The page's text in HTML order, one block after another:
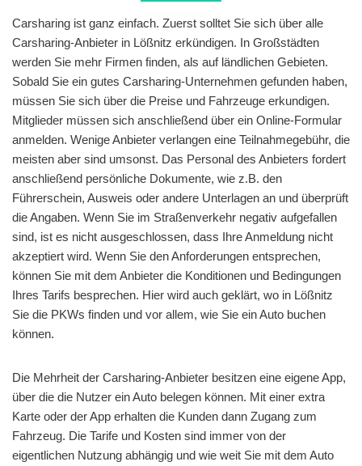
Carsharing ist ganz einfach. Zuerst solltet Sie sich über alle
Carsharing-Anbieter in Lößnitz erkündigen. In Großstädten
werden Sie mehr Firmen finden, als auf ländlichen Gebieten.
Sobald Sie ein gutes Carsharing-Unternehmen gefunden haben,
müssen Sie sich über die Preise und Fahrzeuge erkundigen.
Mitglieder müssen sich anschließend über ein Online-Formular
anmelden. Wenige Anbieter verlangen eine Teilnahmegebühr, die
meisten aber sind umsonst. Das Personal des Anbieters fordert
anschließend persönliche Dokumente, wie z.B. den
Führerschein, Ausweis oder andere Unterlagen an und überprüft
die Angaben. Wenn Sie im Straßenverkehr negativ aufgefallen
sind, ist es nicht ausgeschlossen, dass Ihre Anmeldung nicht
akzeptiert wird. Wenn Sie den Anforderungen entsprechen,
können Sie mit dem Anbieter die Konditionen und Bedingungen
Ihres Tarifs besprechen. Hier wird auch geklärt, wo in Lößnitz
Sie die PKWs finden und vor allem, wie Sie ein Auto buchen
können.
Die Mehrheit der Carsharing-Anbieter besitzen eine eigene App,
über die die Nutzer ein Auto belegen können. Mit einer extra
Karte oder der App erhalten die Kunden dann Zugang zum
Fahrzeug. Die Tarife und Kosten sind immer von der
eigentlichen Nutzung abhängig und wie weit Sie mit dem Auto